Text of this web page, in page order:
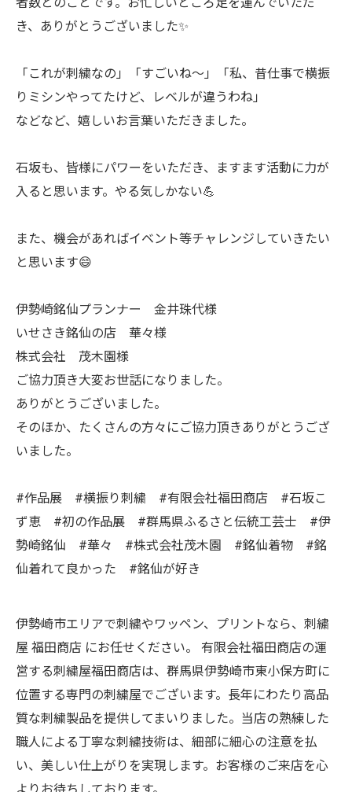
き、ありがとうございました✨
「これが刺繍なの」「すごいね〜」「私、昔仕事で横振
りミシンやってたけど、レベルが違うわね」
などなど、嬉しいお言葉いただきました。
石坂も、皆様にパワーをいただき、ますます活動に力が
入ると思います。やる気しかない💪
また、機会があればイベント等チャレンジしていきたい
と思います😄
伊勢崎銘仙プランナー 金井珠代様
いせさき銘仙の店 華々様
株式会社 茂木園様
ご協力頂き大変お世話になりました。
ありがとうございました。
そのほか、たくさんの方々にご協力頂きありがとうござ
いました。
#作品展 #横振り刺繍 #有限会社福田商店 #石坂こ
ず恵 #初の作品展 #群馬県ふるさと伝統工芸士 #伊
勢崎銘仙 #華々 #株式会社茂木園 #銘仙着物 #銘
仙着れて良かった #銘仙が好き
伊勢崎市エリアで刺繍やワッペン、プリントなら、刺繍
屋 福田商店 にお任せください。 有限会社福田商店の運
営する刺繍屋福田商店は、群馬県伊勢崎市東小保方町に
位置する専門の刺繍屋でございます。長年にわたり高品
質な刺繍製品を提供してまいりました。当店の熟練した
職人による丁寧な刺繍技術は、細部に細心の注意を払
い、美しい仕上がりを実現します。お客様のご来店を心